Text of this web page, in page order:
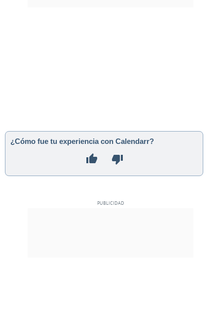
¿Cómo fue tu experiencia con Calendarr?